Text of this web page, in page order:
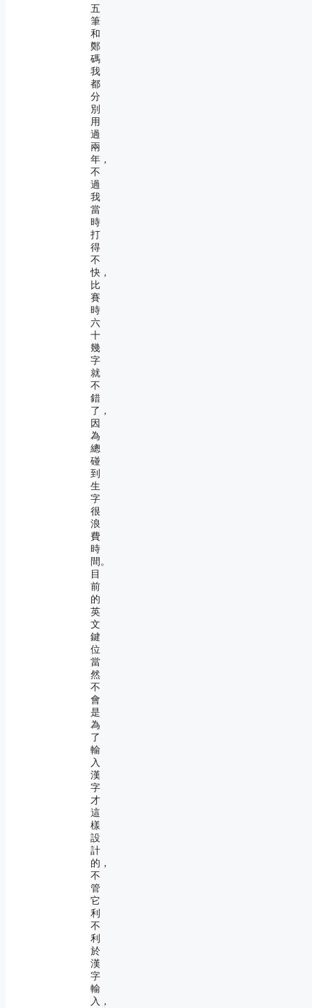
五
筆
和
鄭
碼
我
都
分
別
用
過
兩
年，
不
過
我
當
時
打
得
不
快，
比
賽
時
六
十
幾
字
就
不
錯
了，
因
為
總
碰
到
生
字
很
浪
費
時
間。
目
前
的
英
文
鍵
位
當
然
不
會
是
為
了
輸
入
漢
字
才
這
樣
設
計
的，
不
管
它
利
不
利
於
漢
字
輸
入，